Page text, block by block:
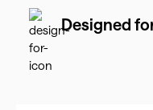
Designed